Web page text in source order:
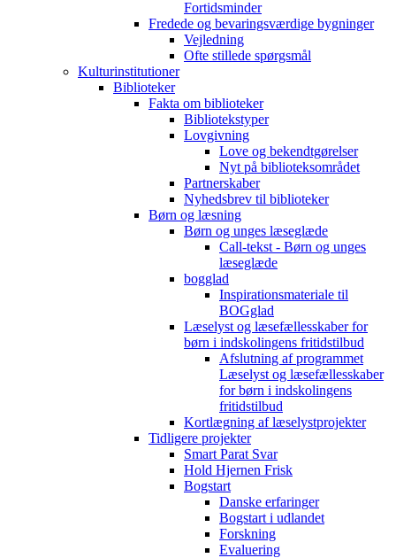
Fortidsminder
Fredede og bevaringsværdige bygninger
Vejledning
Ofte stillede spørgsmål
Kulturinstitutioner
Biblioteker
Fakta om biblioteker
Bibliotekstyper
Lovgivning
Love og bekendtgørelser
Nyt på biblioteksområdet
Partnerskaber
Nyhedsbrev til biblioteker
Børn og læsning
Børn og unges læseglæde
Call-tekst - Børn og unges
læseglæde
bogglad
Inspirationsmateriale til
BOGglad
Læselyst og læsefællesskaber for
børn i indskolingens fritidstilbud
Afslutning af programmet
Læselyst og læsefællesskaber
for børn i indskolingens
fritidstilbud
Kortlægning af læselystprojekter
Tidligere projekter
Smart Parat Svar
Hold Hjernen Frisk
Bogstart
Danske erfaringer
Bogstart i udlandet
Forskning
Evaluering